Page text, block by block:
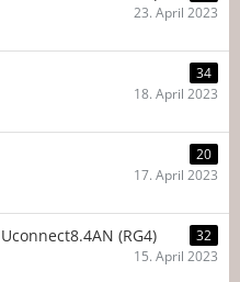
23. April 2023
34
18. April 2023
20
17. April 2023
(RG4)
32
15. April 2023